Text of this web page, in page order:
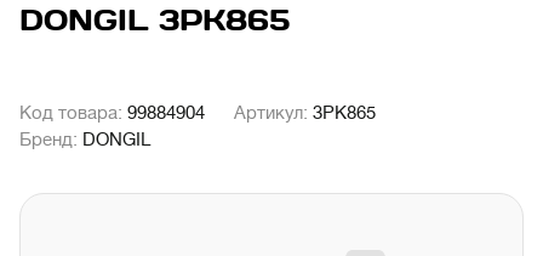
DONGIL 3PK865
Код товара: 99884904 Артикул: 3PK865
Бренд: DONGIL